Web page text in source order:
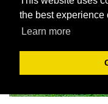
the best experience
Learn more